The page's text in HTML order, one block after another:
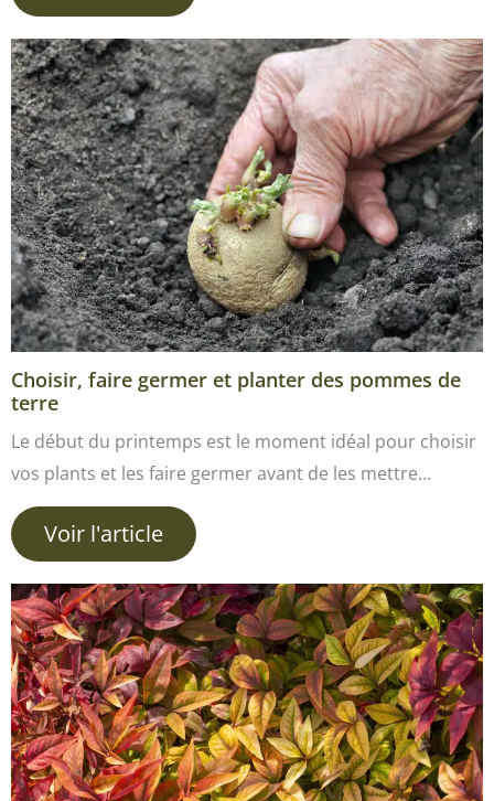
Choisir, faire germer et planter des pommes de
terre
Le début du printemps est le moment idéal pour choisir
vos plants et les faire germer avant de les mettre…
Voir l'article